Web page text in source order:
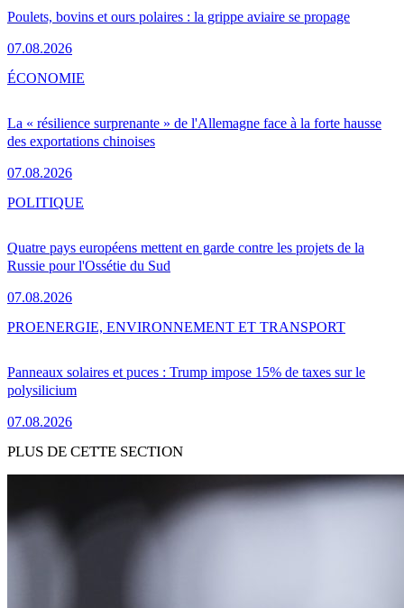
Poulets, bovins et ours polaires : la grippe aviaire se propage
07.08.2026
La « résilience surprenante » de l'Allemagne face à la forte hausse
des exportations chinoises
07.08.2026
ÉCONOMIE
Quatre pays européens mettent en garde contre les projets de la
Russie pour l'Ossétie du Sud
07.08.2026
POLITIQUE
Panneaux solaires et puces : Trump impose 15% de taxes sur le
polysilicium
07.08.2026
PROENERGIE, ENVIRONNEMENT ET TRANSPORT
PLUS DE CETTE SECTION